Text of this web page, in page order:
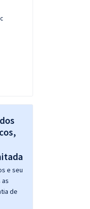
e seu
as
de